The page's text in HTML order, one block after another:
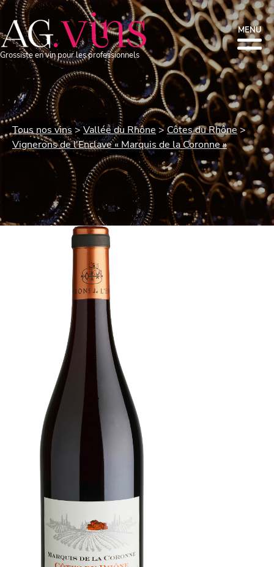
Grossiste en vin pour les professionnels
MENU
Tous nos vins Vallée du Rhône
Côtes du Rhône
Vignerons de l'Enclave « Marquis de la Coronne »